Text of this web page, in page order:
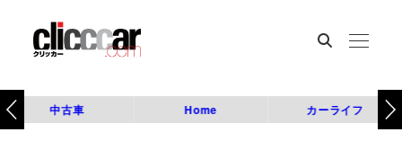
中古車 Home カーライフ